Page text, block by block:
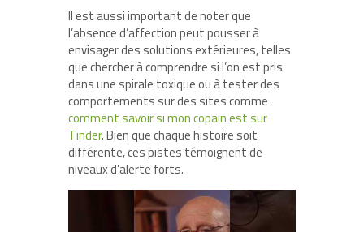
Il est aussi important de noter que
l’absence d’affection peut pousser à
envisager des solutions extérieures, telles
que chercher à comprendre si l’on est pris
dans une spirale toxique ou à tester des
comportements sur des sites comme
comment savoir si mon copain est sur
Tinder. Bien que chaque histoire soit
différente, ces pistes témoignent de
niveaux d’alerte forts.